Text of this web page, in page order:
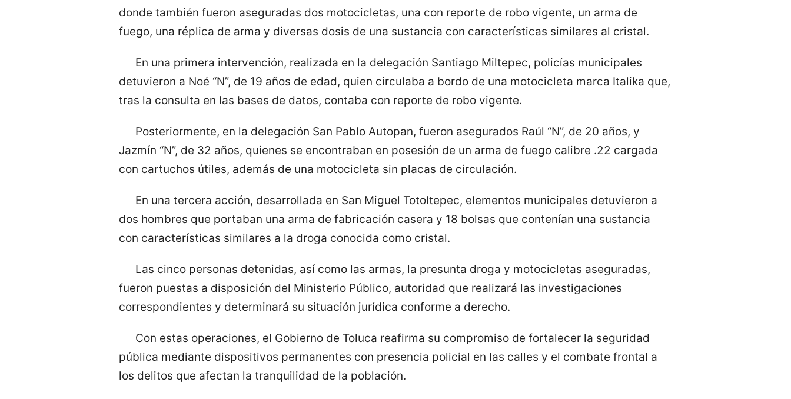
donde también fueron aseguradas dos motocicletas, una con reporte de robo vigente, un arma de
fuego, una réplica de arma y diversas dosis de una sustancia con características similares al cristal.
En una primera intervención, realizada en la delegación Santiago Miltepec, policías municipales
detuvieron a Noé “N”, de 19 años de edad, quien circulaba a bordo de una motocicleta marca Italika que,
tras la consulta en las bases de datos, contaba con reporte de robo vigente.
Posteriormente, en la delegación San Pablo Autopan, fueron asegurados Raúl “N”, de 20 años, y
Jazmín “N”, de 32 años, quienes se encontraban en posesión de un arma de fuego calibre .22 cargada
con cartuchos útiles, además de una motocicleta sin placas de circulación.
En una tercera acción, desarrollada en San Miguel Totoltepec, elementos municipales detuvieron a
dos hombres que portaban una arma de fabricación casera y 18 bolsas que contenían una sustancia
con características similares a la droga conocida como cristal.
Las cinco personas detenidas, así como las armas, la presunta droga y motocicletas aseguradas,
fueron puestas a disposición del Ministerio Público, autoridad que realizará las investigaciones
correspondientes y determinará su situación jurídica conforme a derecho.
Con estas operaciones, el Gobierno de Toluca reafirma su compromiso de fortalecer la seguridad
pública mediante dispositivos permanentes con presencia policial en las calles y el combate frontal a
los delitos que afectan la tranquilidad de la población.